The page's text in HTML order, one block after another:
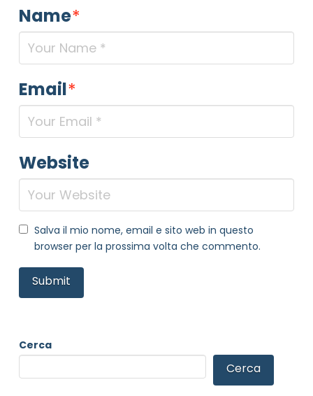
Name*
Email*
Website
Salva il mio nome, email e sito web in questo
browser per la prossima volta che commento.
Cerca
Cerca